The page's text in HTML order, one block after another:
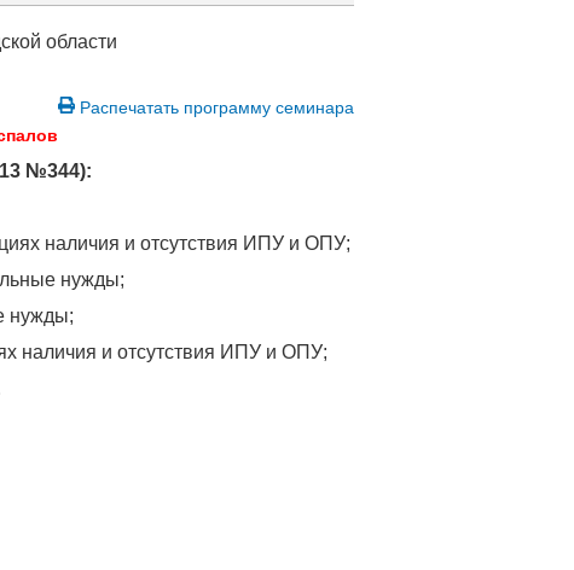
области
Распечатать программу семинара
№344):
наличия и отсутствия ИПУ и ОПУ;
нужды;
нужды;
наличия и отсутствия ИПУ и ОПУ;